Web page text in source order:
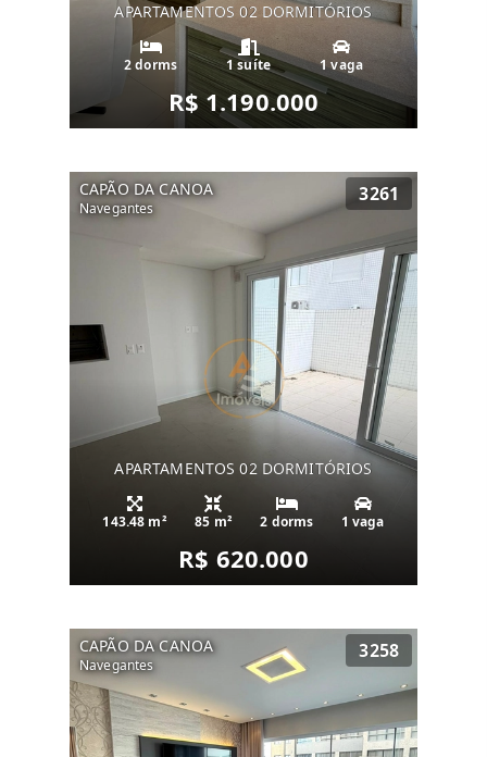
APARTAMENTOS 02 DORMITÓRIOS
2 dorms 1 suíte 1 vaga
R$ 1.190.000
CAPÃO DA CANOA
Navegantes
3261
APARTAMENTOS 02 DORMITÓRIOS
143.48 m² 85 m² 2 dorms 1 vaga
R$ 620.000
CAPÃO DA CANOA
Navegantes
3258